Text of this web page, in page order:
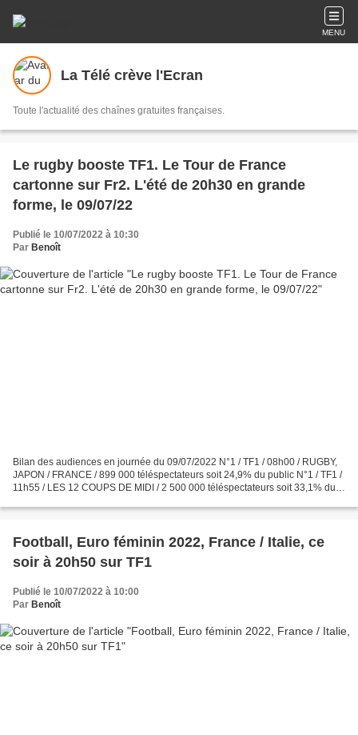
MENU
La Télé crève l'Ecran
Toute l'actualité des chaînes gratuites françaises.
Le rugby booste TF1. Le Tour de France
cartonne sur Fr2. L'été de 20h30 en grande
forme, le 09/07/22
Publié le 10/07/2022 à 10:30
Par Benoît
Bilan des audiences en journée du 09/07/2022 N°1 / TF1 / 08h00 / RUGBY,
JAPON / FRANCE / 899 000 téléspectateurs soit 24,9% du public N°1 / TF1 /
11h55 / LES 12 COUPS DE MIDI / 2 500 000 téléspectateurs soit 33,1% du
Football, Euro féminin 2022, France / Italie, ce
soir à 20h50 sur TF1
Publié le 10/07/2022 à 10:00
Par Benoît